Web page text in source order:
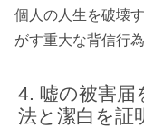
個人の人生を破壊
がす重大な背信行
嘘の被害届
法と潔白を証